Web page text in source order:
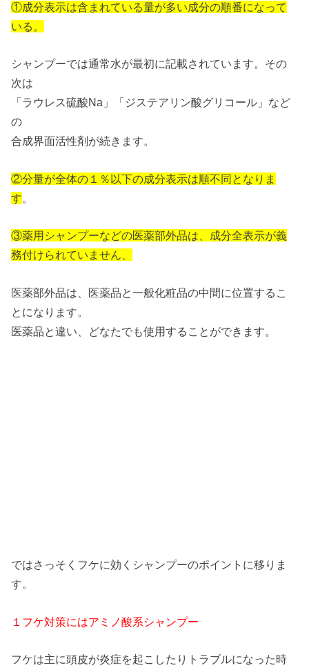
①成分表示は含まれている量が多い成分の順番になって
いる。
シャンプーでは通常水が最初に記載されています。その
次は
「ラウレス硫酸Na」「ジステアリン酸グリコール」など
の
合成界面活性剤が続きます。
②分量が全体の１％以下の成分表示は順不同となりま
す。
③薬用シャンプーなどの医薬部外品は、成分全表示が義
務付けられていません、
医薬部外品は、医薬品と一般化粧品の中間に位置するこ
とになります。
医薬品と違い、どなたでも使用することができます。
ではさっそくフケに効くシャンプーのポイントに移りま
す。
１フケ対策にはアミノ酸系シャンプー
フケは主に頭皮が炎症を起こしたりトラブルになった時